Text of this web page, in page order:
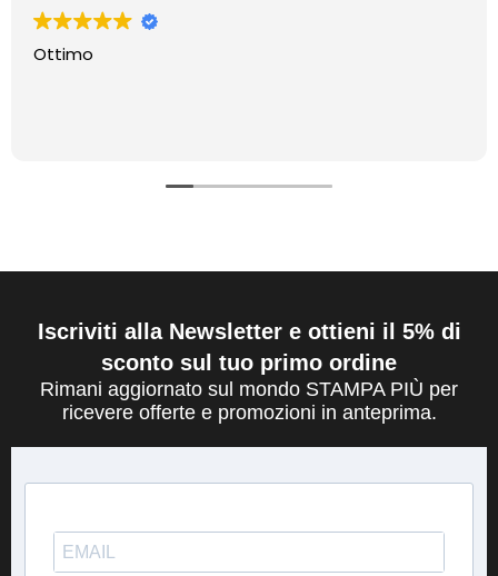
Ottimo
Iscriviti alla Newsletter e ottieni il 5% di
sconto sul tuo primo ordine
Rimani aggiornato sul mondo STAMPA PIÙ per
ricevere offerte e promozioni in anteprima.